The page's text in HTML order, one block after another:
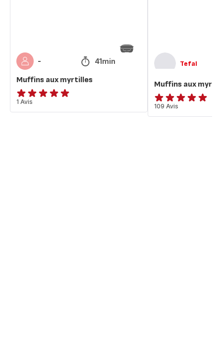
- 41min
Muffins aux myrtilles
Avis
5
1 Avis
Tefal
Muffins aux
ratings.4.9
109 Avis